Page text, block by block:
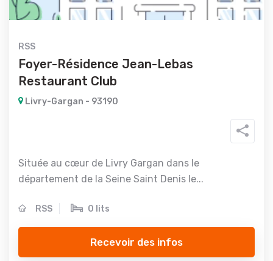
RSS
Foyer-Résidence Jean-Lebas
Restaurant Club
Livry-Gargan - 93190
Située au cœur de Livry Gargan dans le
département de la Seine Saint Denis le...
RSS 0 lits
Recevoir des infos